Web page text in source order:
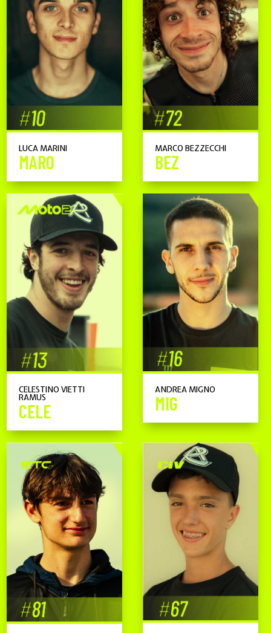
LUCA MARINI
MARO
MARCO BEZZECCHI
BEZ
CELESTINO VIETTI
RAMUS
CELE
ANDREA MIGNO
MIG